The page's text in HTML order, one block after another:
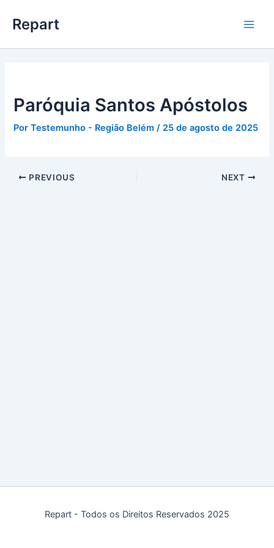
para
conteúdo
Repart
Paróquia Santos Apóstolos
PorTestemunho - Região Belém/ 25 de agosto de 2025
PREVIOUS NEXT
Repart - Todos os Direitos Reservados 2025